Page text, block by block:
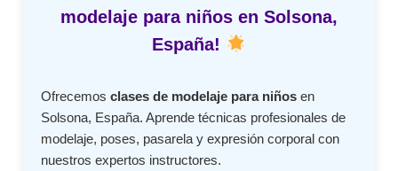
modelaje para niños en Solsona,
España!
Ofrecemosclases de modelaje para niños en
Solsona, España. Aprende técnicas profesionales de
modelaje, poses, pasarela y expresión corporal con
nuestros expertos instructores.